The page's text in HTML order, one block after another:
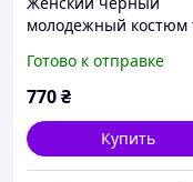
молодежный костюм
с длинным рукавом
Готово к отправке
770₴
Купить